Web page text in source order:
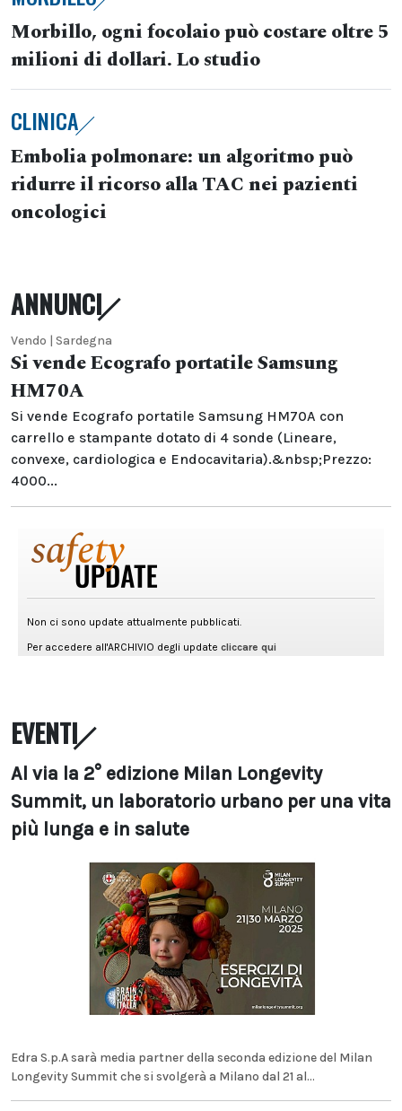
Morbillo, ogni focolaio può costare oltre 5
milioni di dollari. Lo studio
CLINICA
Embolia polmonare: un algoritmo può
ridurre il ricorso alla TAC nei pazienti
oncologici
ANNUNCI
Vendo | Sardegna
Si vende Ecografo portatile Samsung
HM70A
Si vende Ecografo portatile Samsung HM70A con
carrello e stampante dotato di 4 sonde (Lineare,
convexe, cardiologica e Endocavitaria).&nbsp;Prezzo:
4000...
EVENTI
Al via la 2° edizione Milan Longevity
Summit, un laboratorio urbano per una vita
più lunga e in salute
Edra S.p.A sarà media partner della seconda edizione del Milan
Longevity Summit che si svolgerà a Milano dal 21 al...